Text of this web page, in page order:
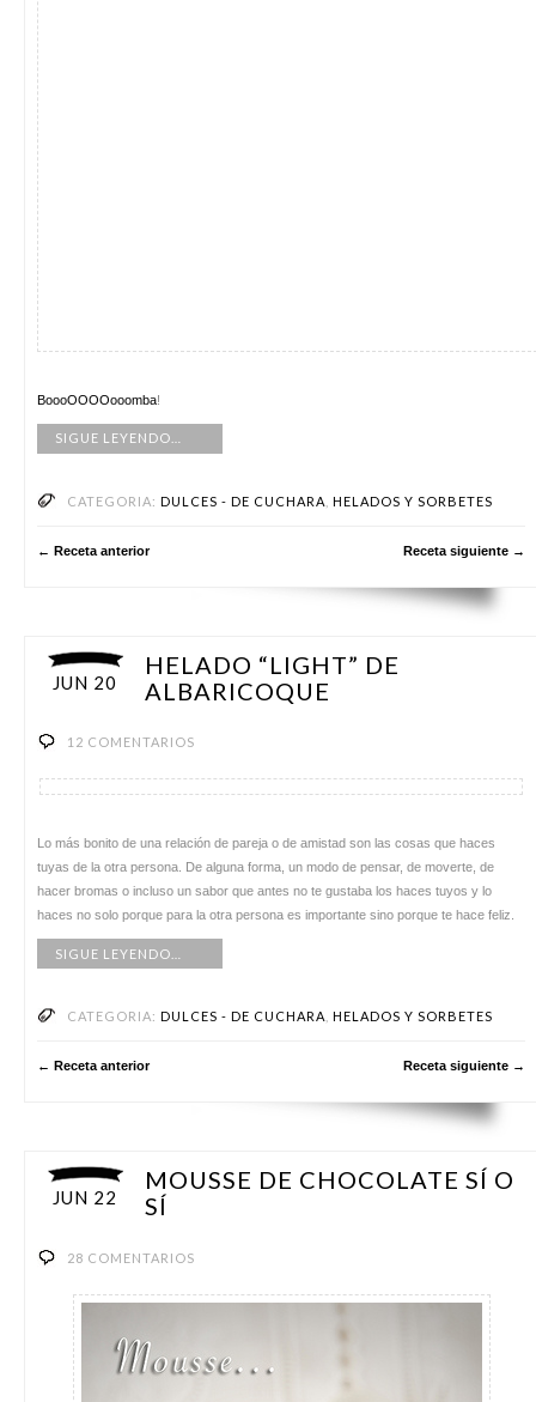
BoooOOOOooomba!
SIGUE LEYENDO…
CATEGORIA: DULCES - DE CUCHARA HELADOS Y SORBETES
← Receta anterior Receta siguiente →
JUN 20
HELADO “LIGHT” DE
ALBARICOQUE
12 COMENTARIOS
Lo más bonito de una relación de pareja o de amistad son las cosas que haces
tuyas de la otra persona. De alguna forma, un modo de pensar, de moverte, de
hacer bromas o incluso un sabor que antes no te gustaba los haces tuyos y lo
haces no solo porque para la otra persona es importante sino porque te hace feliz.
SIGUE LEYENDO…
CATEGORIA: DULCES - DE CUCHARA HELADOS Y SORBETES
← Receta anterior Receta siguiente →
JUN 22
MOUSSE DE CHOCOLATE SÍ O
SÍ
28 COMENTARIOS